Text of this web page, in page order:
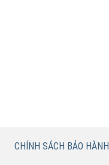
CHÍNH SÁCH BẢO HÀNH